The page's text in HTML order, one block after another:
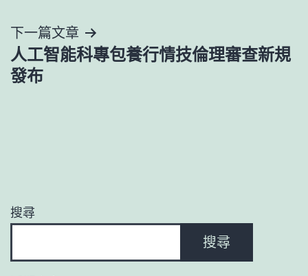
覽
下一篇文章
人工智能科專包養行情技倫理審查新規
發布
搜尋
搜尋